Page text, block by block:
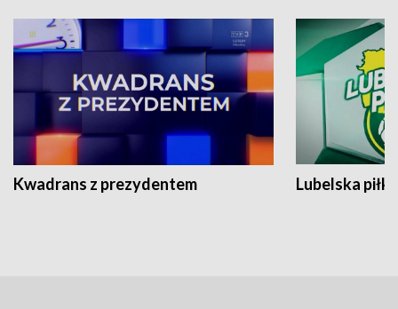
Kwadrans z prezydentem Lubelska piłka